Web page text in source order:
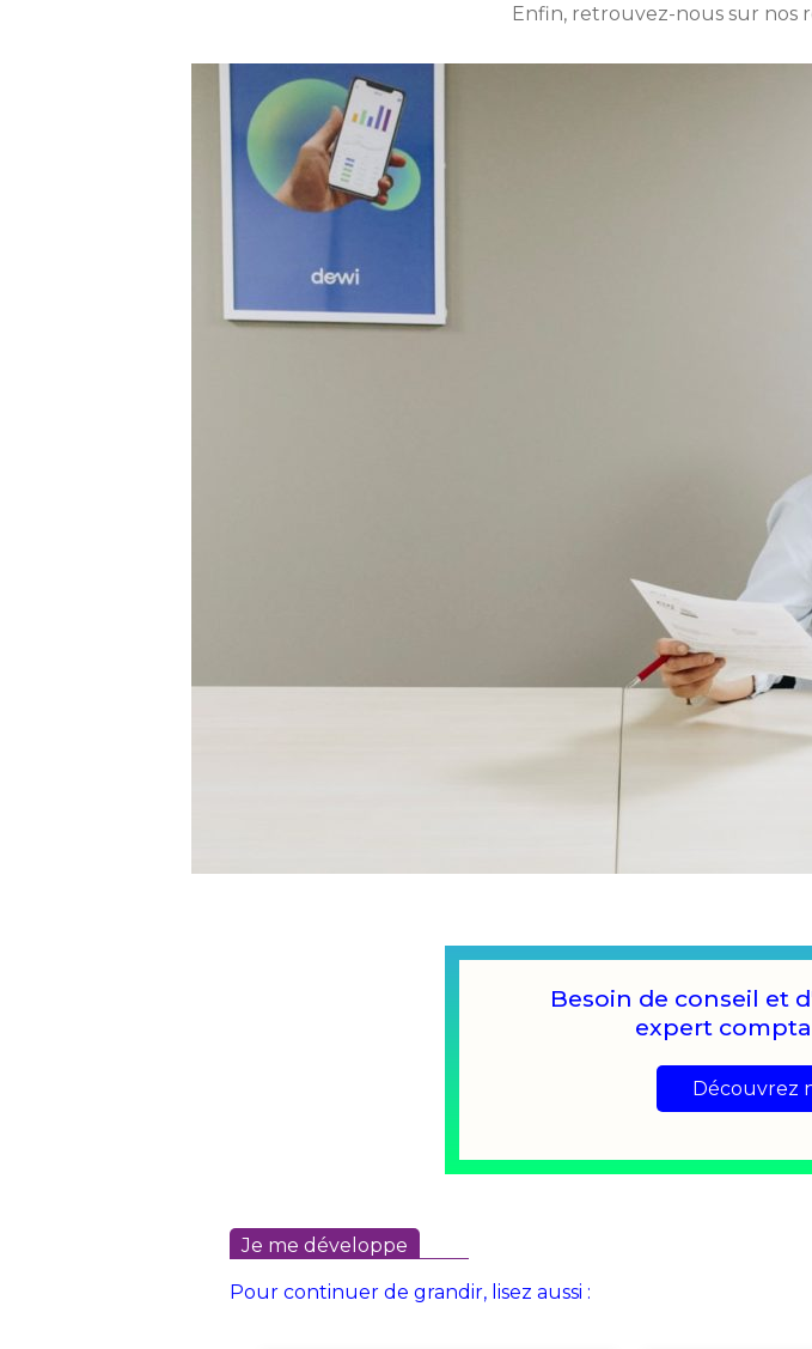
Enfin, retrouvez-nous sur nos
Besoin de conseil et
expert
Découvrez
Je me développe
Pour continuer de grandir, lisez aussi :